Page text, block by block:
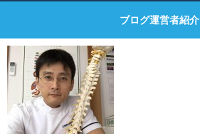
ブログ運営者紹介